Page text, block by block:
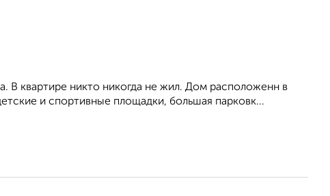
В квартире никто никогда не жил. Дом расположенн в
и спортивные площадки, большая парковк...